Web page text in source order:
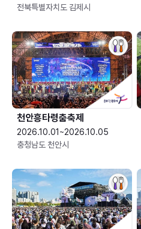
전북특별자치도 김제시
천안흥타령춤축제
2026.10.01~2026.10.05
충청남도 천안시